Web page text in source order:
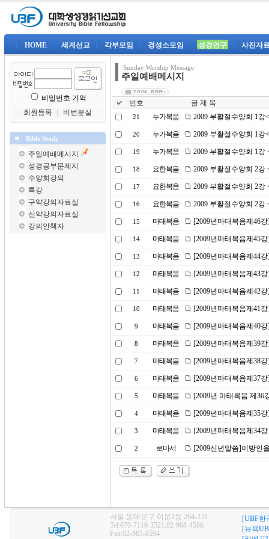
HOME 세계선교 각부모임 경성소모임 성경연구 사진자
비밀번호 기억
회원등록
비번분실
Bible Study
주일예배메시지
성경공부문제지
수양회강의
특강
구약강의자료실
신약강의자료실
강의안책자
Sunday Worship Message
주일예배메시지
번호 글 제 목
21 누가복음 2009 부활절수양회 1
20 누가복음 2009 부활절수양회 1
19 누가복음 2009 부활절수양회 1
18 요한복음 2009 부활절수양회 2
17 요한복음 2009 부활절수양회 2
16 요한복음 2009 부활절수양회 2
15 마태복음 [2009년마태복음제46
14 마태복음 [2009년마태복음제45
13 마태복음 [2009년마태복음제44
12 마태복음 [2009년마태복음제43
11 마태복음 [2009년마태복음제42
10 마태복음 [2009년마태복음제41
9 마태복음 [2009년마태복음제40
8 마태복음 [2009년마태복음제39
7 마태복음 [2009년마태복음제38
6 마태복음 [2009년마태복음제37
5 마태복음 [2009년 마태복음 제36
4 마태복음 [2009년마태복음제35
3 마태복음 [2009년마태복음제34
2 로마서 [2009신년말씀]이방인
서울 동대문구 이문2동 264-231
Tel:070-7119-3521,02-968-4586
Fax:02-965-8594
[UBF한
[뉴욕